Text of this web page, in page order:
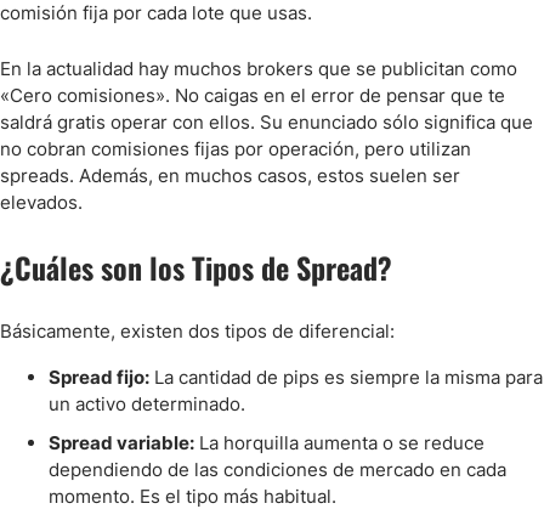
comisión fija por cada lote que usas.
En la actualidad hay muchos brokers que se publicitan como
«Cero comisiones». No caigas en el error de pensar que te
saldrá gratis operar con ellos. Su enunciado sólo significa que
no cobran comisiones fijas por operación, pero utilizan
spreads. Además, en muchos casos, estos suelen ser
elevados.
¿Cuáles son los Tipos de Spread?
Básicamente, existen dos tipos de diferencial:
Spread fijo: La cantidad de pips es siempre la misma para
un activo determinado.
Spread variable: La horquilla aumenta o se reduce
dependiendo de las condiciones de mercado en cada
momento. Es el tipo más habitual.